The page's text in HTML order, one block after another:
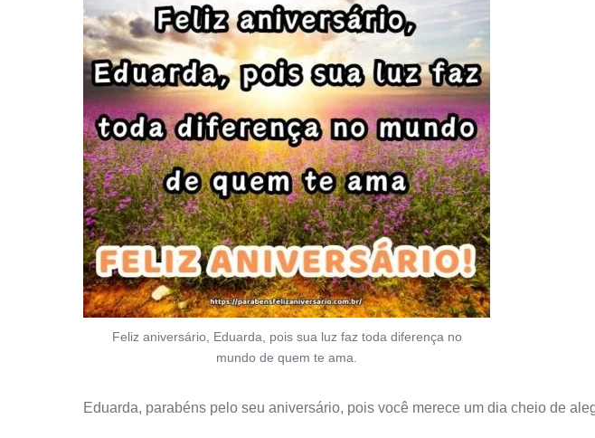
Feliz aniversário, Eduarda, pois sua luz faz toda diferença no
mundo de quem te ama.
Eduarda, parabéns pelo seu aniversário, pois você merece um dia cheio de